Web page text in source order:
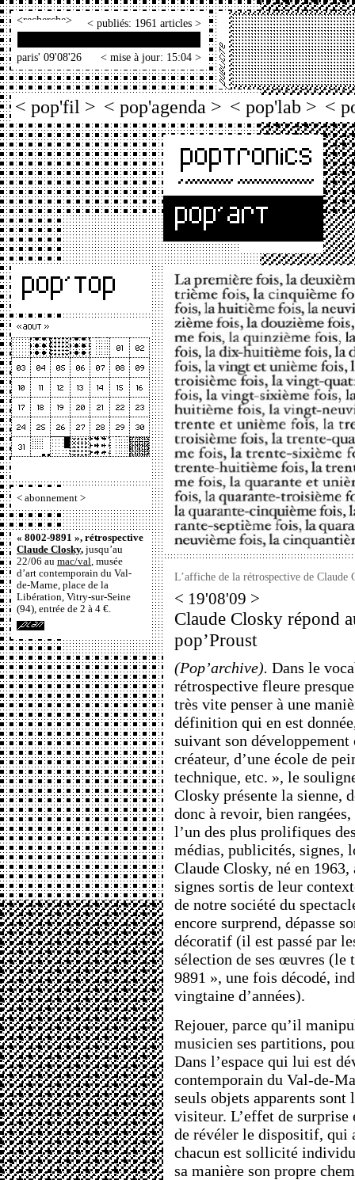
< > < publiés: 1961 articles >
paris' 09'08'26 < mise à jour: 15:04 >
< pop'fil > < pop'agenda > < pop'lab > <
< abonnement >
« 8002-9891 », rétrospective
Claude Closky, jusqu’au
22/06 au mac/val, musée
d’art contemporain du Val-
de-Marne, place de la
Libération, Vitry-sur-Seine
(94), entrée de 2 à 4 €.
L’affiche de la rétrospective de
< 19'08'09 >
Claude Closky répond
pop’Proust
(Pop’archive). Dans le
rétrospective fleure
très vite penser à une
définition qui en est
suivant son
créateur, d’une école de
technique, etc. », le
Closky présente la sienne,
donc à revoir, bien
l’un des plus prolifiques
médias, publicités, signes,
Claude Closky, né en 1963,
signes sortis de leur
de notre société du
encore surprend, dépasse
décoratif (il est passé par
sélection de ses œuvres (le
9891 », une fois décodé,
vingtaine d’années).
Rejouer, parce qu’il
musicien ses partitions,
Dans l’espace qui lui est
contemporain du Val-de-
seuls objets apparents sont
visiteur. L’effet de surprise
de révéler le dispositif, qui
chacun est sollicité
sa manière son propre